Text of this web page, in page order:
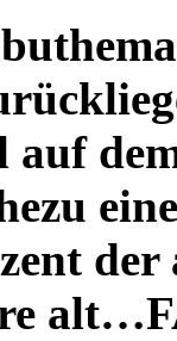
auf